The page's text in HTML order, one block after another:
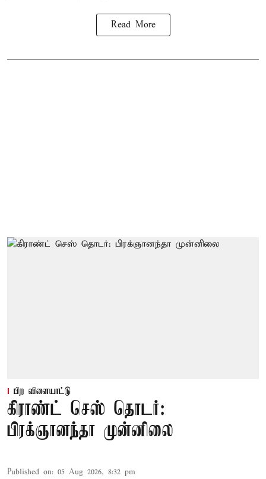
Read More
பிற விளையாட்டு
கிராண்ட் செஸ் தொடர்:
பிரக்ஞானந்தா முன்னிலை
Published on: 05 Aug 2026, 8:32 pm